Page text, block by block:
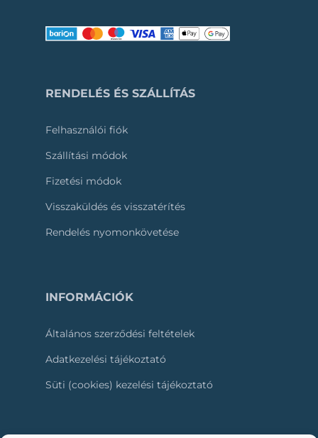
RENDELÉS ÉS SZÁLLÍTÁS
Felhasználói fiók
Szállítási módok
Fizetési módok
Visszaküldés és visszatérítés
Rendelés nyomonkövetése
INFORMÁCIÓK
Általános szerződési feltételek
Adatkezelési tájékoztató
Süti (cookies) kezelési tájékoztató